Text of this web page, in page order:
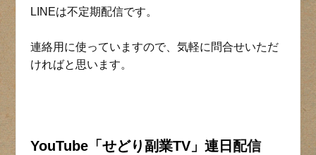
LINEは不定期配信です。
連絡用に使っていますので、気軽に問合せいただ
ければと思います。
YouTube「せどり副業TV」連日配信